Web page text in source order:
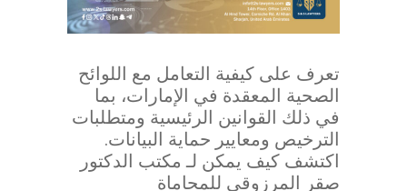
تعرف على كيفية التعامل مع اللوائح
الصحية المعقدة في الإمارات، بما
في ذلك القوانين الرئيسية ومتطلبات
الترخيص ومعايير حماية البيانات.
اكتشف كيف يمكن لـ مكتب الدكتور
صقر المرزوقي للمحاماة